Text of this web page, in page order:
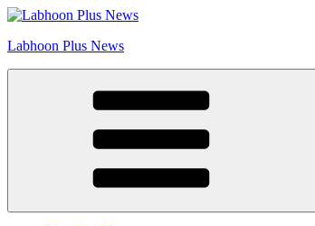
Skip
content
Labhoon Plus News